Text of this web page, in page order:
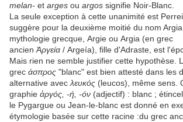
melan- et arges ou argos signifie Noir-Blanc.
La seule exception à cette unanimité est
suggère pour la deuxième moitié du nom
mythologie grecque, Argie ou Argia (en grec
ancien Ἀργεία / Argeía), fille d'Adraste, est
Mais rien ne semble justifier cette hypothèse.
grec άσπρος "blanc" est bien attesté dans les
alternative avec λευκός (leucos), même sens.
graphie ἀργός, -ή, -όν (adjectif) : blanc ;
le Pygargue ou Jean-le-blanc est donné en
étymologie basée sur cette racine :du grec